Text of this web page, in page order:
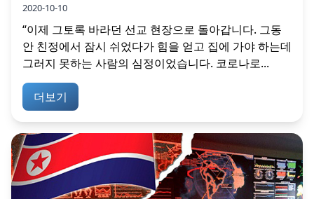
2020-10-10
“이제 그토록 바라던 선교 현장으로 돌아갑니다. 그동
안 친정에서 잠시 쉬었다가 힘을 얻고 집에 가야 하는데
그러지 못하는 사람의 심정이었습니다. 코로나로...
더보기